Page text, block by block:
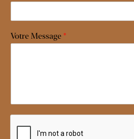
Votre Message *